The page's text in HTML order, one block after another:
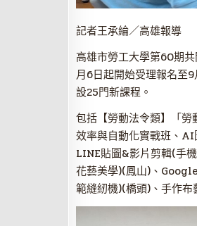
記者王承綸／高雄報導
高雄市勞工大學第60期
月6日起開始受理報名至
設25門新課程。
包括【勞動法令類】「
效率與自動化實戰班、
LINE貼圖&影片剪輯(手
花藝美學)(鳳山)、
範縫紉機)(橋頭)、手作布